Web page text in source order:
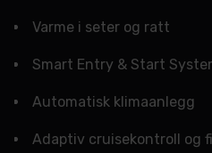
Varme i seter og ratt
Smart Entry & Start
Automatisk klimaanlegg
Adaptiv cruisekontroll og